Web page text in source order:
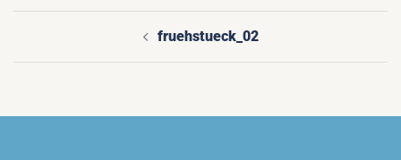
Beitragsnavigation
fruehstueck_02